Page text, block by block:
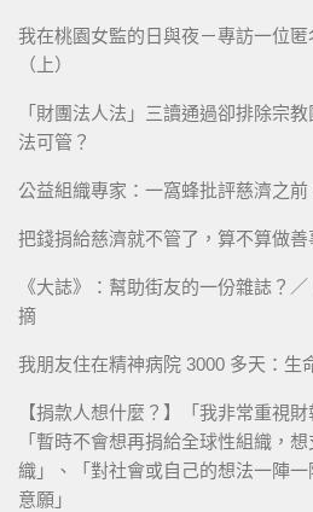
我在桃園女監的日與夜－專訪一位
（上）
「財團法人法」三讀通過卻排除宗
法可管？
公益組織專家：一窩蜂批評慈濟之前
把錢捐給慈濟就不管了，算不算做善
《大誌》：幫助街友的一份雜誌？
摘
我朋友住在精神病院 3000 多天：生
【捐款人想什麼？】「我非常重視
「暫時不會想再捐給全球性組織，
織」、「對社會或自己的想法一陣
意願」